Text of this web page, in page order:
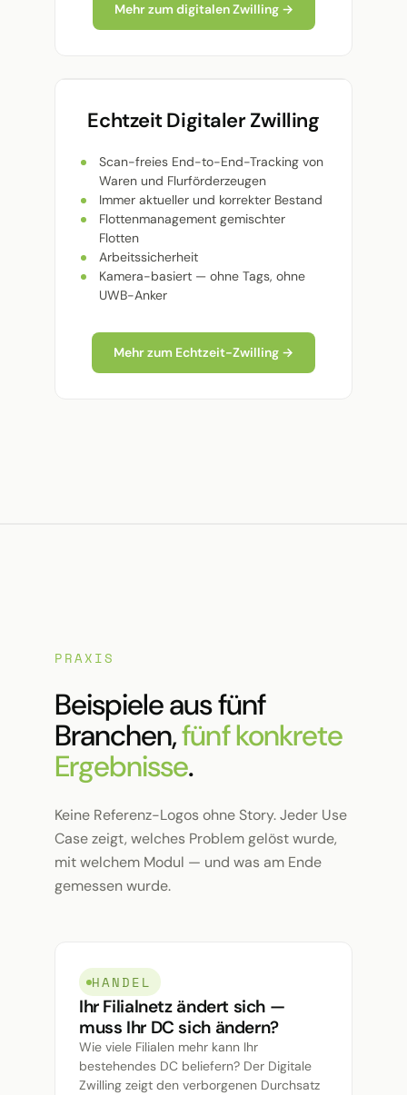
Mehr zum digitalen Zwilling →
Echtzeit Digitaler Zwilling
Scan-freies End-to-End-Tracking von
Waren und Flurförderzeugen
Immer aktueller und korrekter Bestand
Flottenmanagement gemischter
Flotten
Arbeitssicherheit
Kamera-basiert — ohne Tags, ohne
UWB-Anker
Mehr zum Echtzeit-Zwilling →
PRAXIS
Beispiele aus fünf
Branchen,fünf konkrete
Ergebnisse.
Keine Referenz-Logos ohne Story. Jeder Use
Case zeigt, welches Problem gelöst wurde,
mit welchem Modul — und was am Ende
gemessen wurde.
HANDEL
Ihr Filialnetz ändert sich —
muss Ihr DC sich ändern?
Wie viele Filialen mehr kann Ihr
bestehendes DC beliefern? Der Digitale
Zwilling zeigt den verborgenen Durchsatz